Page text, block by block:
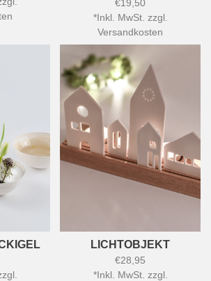
€19,50
*Inkl. MwSt. zzgl.
Versandkosten
LICHTOBJEKT
€28,95
*Inkl. MwSt. zzgl.